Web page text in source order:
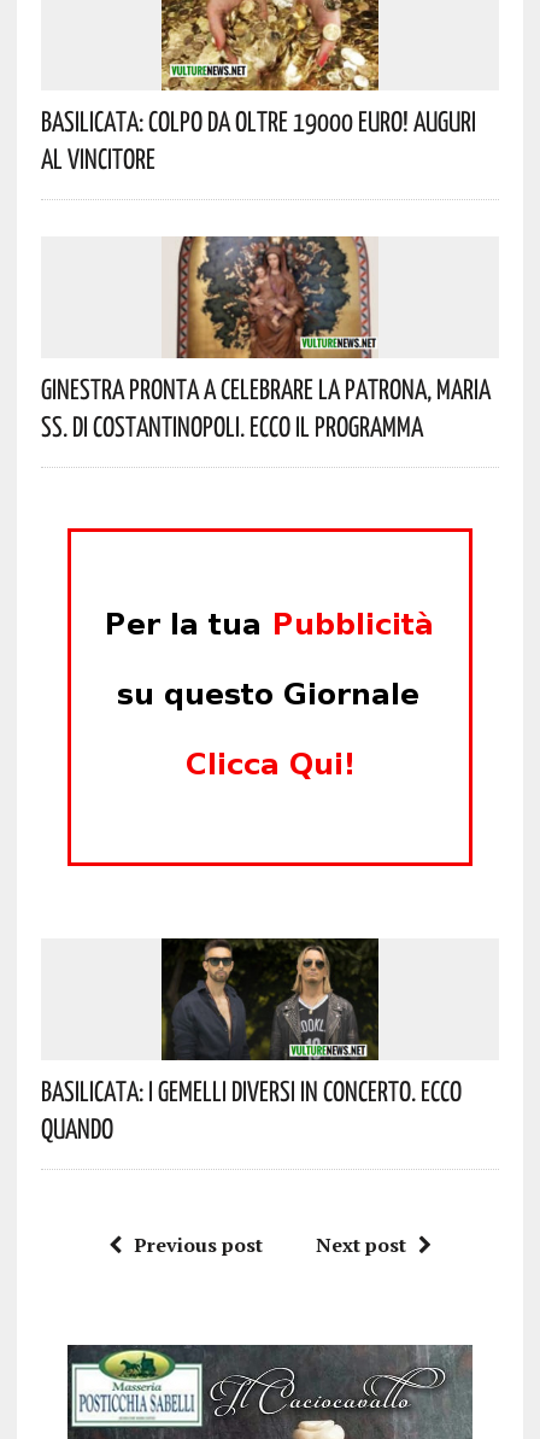
Basilicata: Colpo Da Oltre 19000 Euro! Auguri
Al Vincitore
Ginestra Pronta A Celebrare La Patrona, Maria
SS. Di Costantinopoli. Ecco Il Programma
Basilicata: I Gemelli DiVersi In Concerto. Ecco
Quando
Previous post Next post